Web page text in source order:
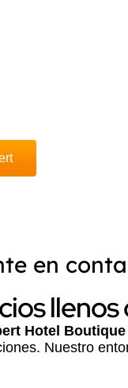
en
Hotel Boutique
Nuestro